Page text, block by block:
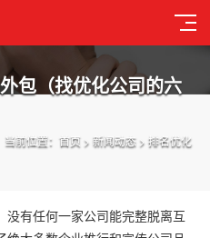
包（找优化公司的六
当前位置： 首页 > 新闻动态 > 排名优化
有任何一家公司能完整脱离互